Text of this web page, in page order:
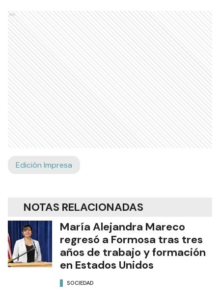
Ads
Edición Impresa
NOTAS RELACIONADAS
María Alejandra Mareco
regresó a Formosa tras tres
años de trabajo y formación
en Estados Unidos
SOCIEDAD